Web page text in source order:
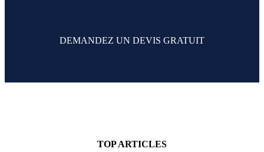
DEMANDEZ UN DEVIS GRATUIT
TOP ARTICLES